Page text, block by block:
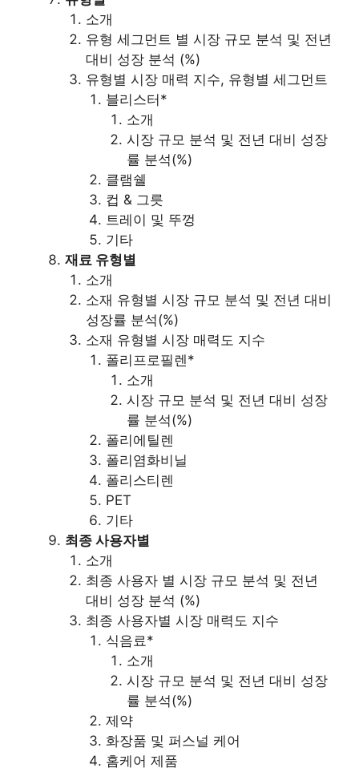
소개
유형 세그먼트 별 시장 규모 분석 및 전년
대비 성장 분석 (%)
유형별 시장 매력 지수, 유형별 세그먼트
블리스터*
소개
시장 규모 분석 및 전년 대비 성장
률 분석(%)
클램쉘
컵 & 그릇
트레이 및 뚜껑
기타
재료 유형별
소개
소재 유형별 시장 규모 분석 및 전년 대비
성장률 분석(%)
소재 유형별 시장 매력도 지수
폴리프로필렌*
소개
시장 규모 분석 및 전년 대비 성장
률 분석(%)
폴리에틸렌
폴리염화비닐
폴리스티렌
PET
기타
최종 사용자별
소개
최종 사용자 별 시장 규모 분석 및 전년
대비 성장 분석 (%)
최종 사용자별 시장 매력도 지수
식음료*
소개
시장 규모 분석 및 전년 대비 성장
률 분석(%)
제약
화장품 및 퍼스널 케어
홈케어 제품